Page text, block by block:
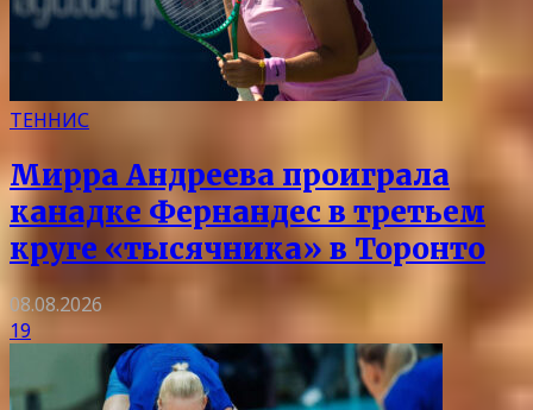
ТЕННИС
Мирра Андреева проиграла
канадке Фернандес в третьем
круге «тысячника» в Торонто
08.08.2026
19